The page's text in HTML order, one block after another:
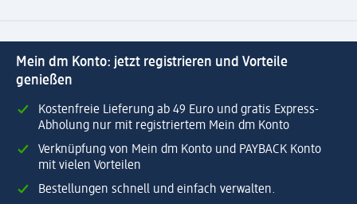
Mein dm Konto: jetzt registrieren und Vorteile
genießen
Kostenfreie Lieferung ab 49 Euro und gratis Express-
Abholung nur mit registriertem Mein dm Konto
Verknüpfung von Mein dm Konto und PAYBACK Konto
mit vielen Vorteilen
Bestellungen schnell und einfach verwalten.